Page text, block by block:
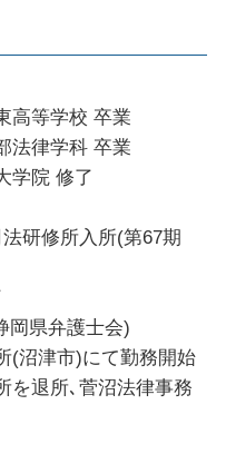
高等学校 卒業
法律学科 卒業
学院 修了
研修所入所(第67期
岡県弁護士会)
(沼津市)にて勤務開始
を退所､菅沼法律事務